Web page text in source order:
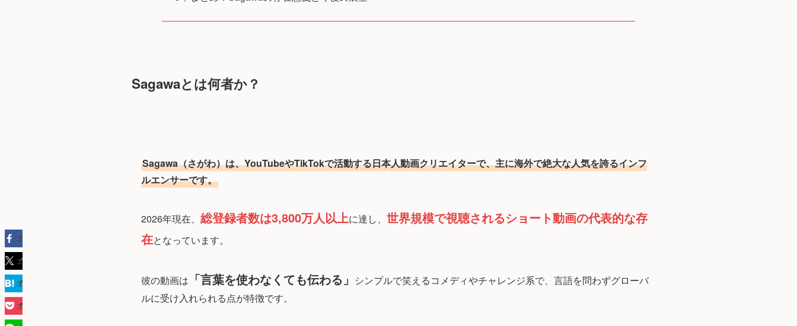
Sagawaとは何者か？
Sagawa（さがわ）は、YouTubeやTikTokで活動する日本人動画クリエイターで、主に海外で絶大な人気を誇るインフ
ルエンサーです。
2026年現在、 総登録者数は3,800万人以上に達し、 世界規模で視聴されるショート動画の代表的な存
在となっています。
彼の動画は 「言葉を使わなくても伝わる」 シンプルで笑えるコメディやチャレンジ系で、言語を問わずグローバ
ルに受け入れられる点が特徴です。